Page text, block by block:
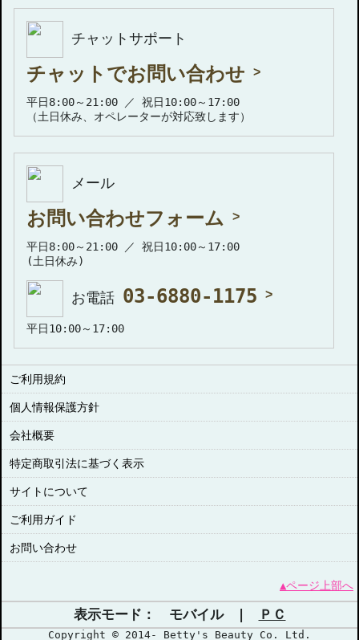
チャットサポート
チャットでお問い合わせ
平日8:00～21:00 ／ 祝日10:00～17:00
（土日休み、オペレーターが対応致します）
メール
お問い合わせフォーム
平日8:00～21:00 ／ 祝日10:00～17:00
(土日休み)
お電話 03-6880-1175
平日10:00～17:00
ご利用規約
個人情報保護方針
会社概要
特定商取引法に基づく表示
サイトについて
ご利用ガイド
お問い合わせ
▲ページ上部へ
表示モード： モバイル | ＰＣ
Copyright © 2014- Betty's Beauty Co. Ltd.